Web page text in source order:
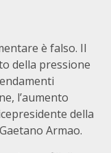
è falso. Il
della pressione
l’aumento
della
Armao.